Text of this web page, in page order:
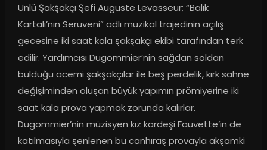
Ünlü Şakşakçı Şefi Auguste Levasseur; “Balık
Kartalı’nın Serüveni” adlı müzikal trajedinin açılış
gecesine iki saat kala şakşakçı ekibi tarafından terk
edilir. Yardımcısı Dugommier’nin sağdan soldan
bulduğu acemi şakşakçılar ile beş perdelik, kırk sahne
değişiminden oluşan büyük yapımın prömiyerine iki
saat kala prova yapmak zorunda kalırlar.
Dugommier’nin müzisyen kız kardeşi Fauvette’in de
katılmasıyla şenlenen bu canhıraş provayla akşamki